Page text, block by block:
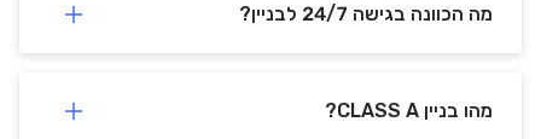
מה הכוונה בגישה 24/7 לבניין?
מהו בניין CLASS A?